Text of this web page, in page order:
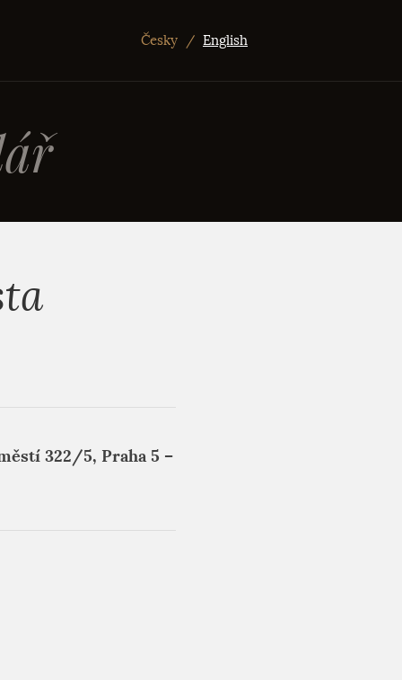
Česky / English
322/5, Praha 5 –